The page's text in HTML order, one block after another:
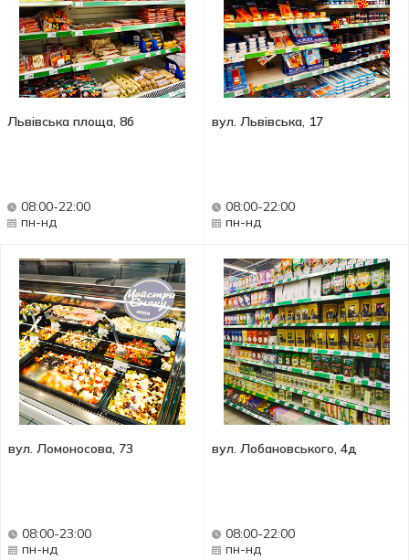
Львівська площа, 8б
08:00-22:00
пн-нд
вул. Львівська, 17
08:00-22:00
пн-нд
вул. Ломоносова, 73
08:00-23:00
пн-нд
вул. Лобановського, 4д
08:00-22:00
пн-нд